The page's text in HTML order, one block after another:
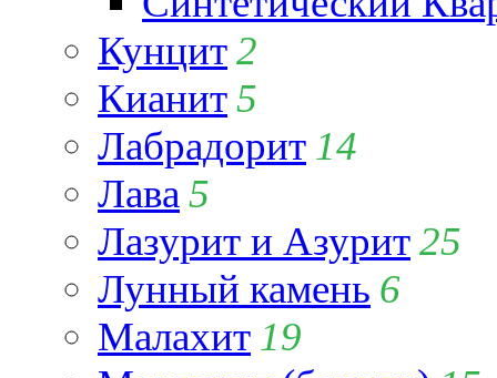
Кунцит2
Кианит5
Лабрадорит 14
Лава 5
Лазурит и Азурит25
Лунный камень 6
Малахит 19